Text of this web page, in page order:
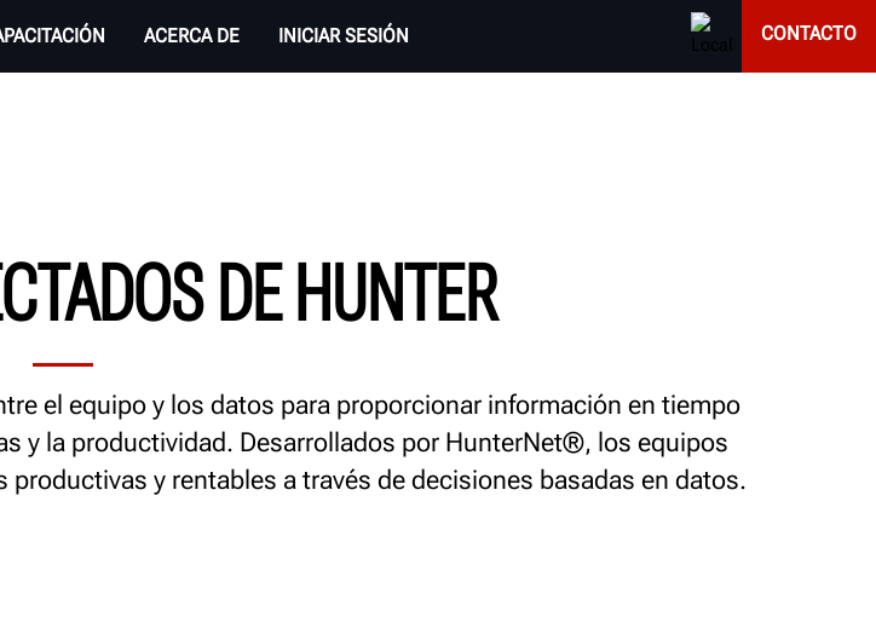
ACERCA DE INICIAR SESIÓN CONTACTO
DE HUNTER
el equipo y los datos para proporcionar información en tiempo
y la productividad. Desarrollados por HunterNet®, los equipos
y rentables a través de decisiones basadas en datos.